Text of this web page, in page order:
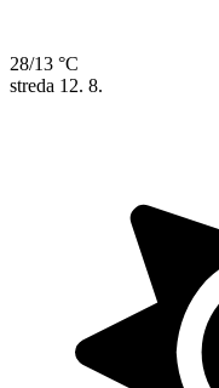
28/13 °C
streda 12. 8.